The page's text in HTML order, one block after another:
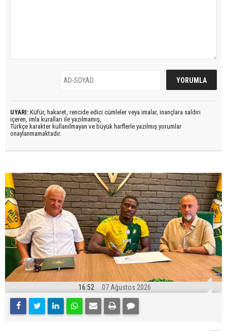
UYARI: Küfür, hakaret, rencide edici cümleler veya imalar, inançlara saldırı
içeren, imla kuralları ile yazılmamış,
Türkçe karakter kullanılmayan ve büyük harflerle yazılmış yorumlar
onaylanmamaktadır.
16:52 07 Ağustos 2026